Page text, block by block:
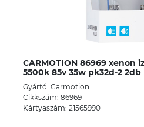
CARMOTION 86969 xenon
5500k 85v 35w pk32d-2 2db
Gyártó: Carmotion
Cikkszám: 86969
Kártyaszám: 21565990